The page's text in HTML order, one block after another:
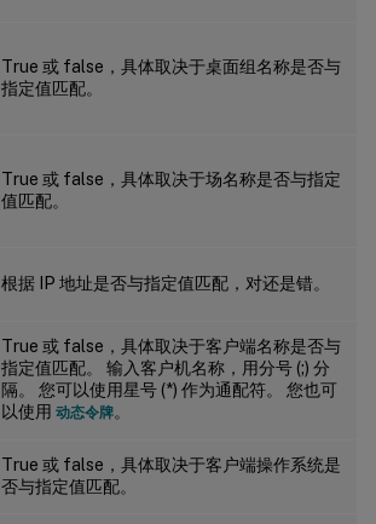
True 或 false，具体取决于桌面组名称是否与
指定值匹配。
True 或 false，具体取决于场名称是否与指定
值匹配。
根据 IP 地址是否与指定值匹配，对还是错。
True 或 false，具体取决于客户端名称是否与
指定值匹配。 输入客户机名称，用分号 (;) 分
隔。 您可以使用星号 (*) 作为通配符。 您也可
以使用 动态令牌。
True 或 false，具体取决于客户端操作系统是
否与指定值匹配。